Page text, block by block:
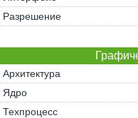
Разрешение
Архитектура
Ядро
Техпроцесс